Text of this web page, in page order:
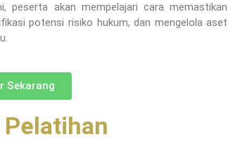
peserta akan mempelajari cara memastikan
potensi risiko hukum, dan mengelola aset
Sekarang